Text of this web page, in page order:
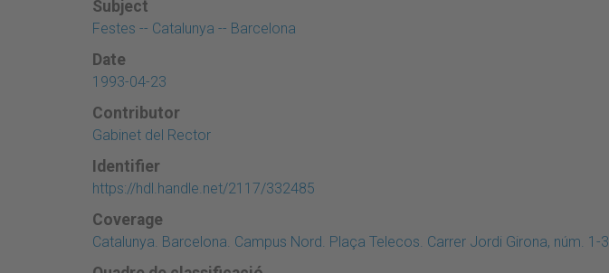
Subject
Festes -- Catalunya -- Barcelona
Date
1993-04-23
Contributor
Gabinet del Rector
Identifier
https://hdl.handle.net/2117/332485
Coverage
Catalunya. Barcelona. Campus Nord. Plaça Telecos. Carrer Jordi Girona, núm. 1-3.